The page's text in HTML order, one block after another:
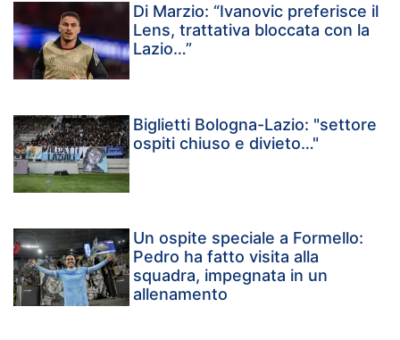
Di Marzio: “Ivanovic preferisce il
Lens, trattativa bloccata con la
Lazio…”
Biglietti Bologna-Lazio: "settore
ospiti chiuso e divieto…"
Un ospite speciale a Formello:
Pedro ha fatto visita alla
squadra, impegnata in un
allenamento